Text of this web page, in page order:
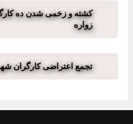
کشته و زخمی شدن ده
زواره
تجمع اعتراضی کارگران